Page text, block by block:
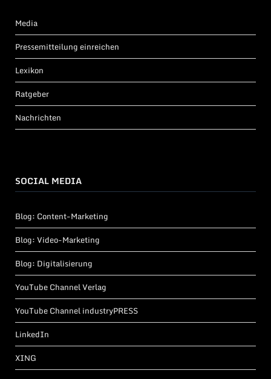
Media
Pressemitteilung einreichen
Lexikon
Ratgeber
Nachrichten
SOCIAL MEDIA
Blog: Content-Marketing
Blog: Video-Marketing
Blog: Digitalisierung
YouTube Channel Verlag
YouTube Channel industryPRESS
LinkedIn
XING